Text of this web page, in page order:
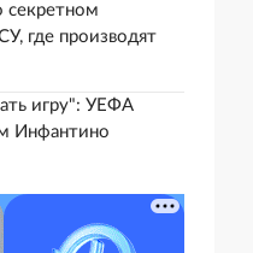
секретном
где производят
игру": УЕФА
Инфантино